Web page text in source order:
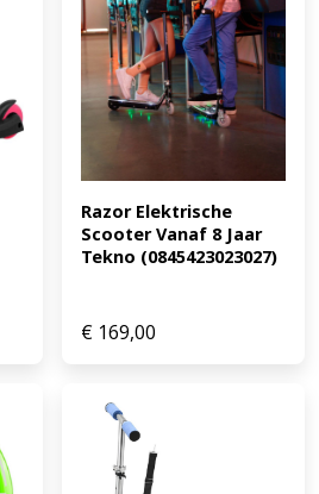
Razor Elektrische
Scooter Vanaf 8 Jaar
Tekno (0845423023027)
€ 169,00